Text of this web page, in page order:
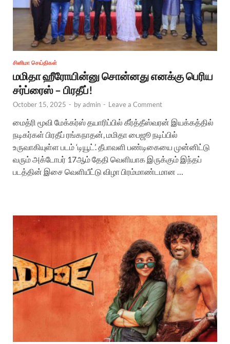
சினிமா செய்திகள்
மமிதா ஹீரோயின்னு சொன்னது எனக்கு பெரிய
சர்ப்ரைஸ் – பிரதீப்!
October 15, 2025 - byadmin - Leave a Comment
மைத்ரி மூவி மேக்கர்ஸ் தயாரிப்பில் கீர்த்தீஸ்வரன் இயக்கத்தில்
நடிகர்கள் பிரதீப் ரங்கநாதன், மமிதா பைஜூ நடிப்பில்
உருவாகியுள்ள படம் ‘டியூட்’. தீபாவளி பண்டிகையை முன்னிட்டு
வரும் அக்டோபர் 17ஆம் தேதி வெளியாக இருக்கும் இந்தப்
படத்தின் இசை வெளியீட்டு விழா பிரம்மாண்டமான …